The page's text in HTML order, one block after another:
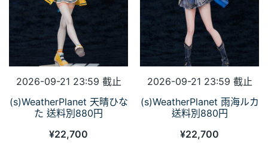
2026-09-21 23:59 截止
(s)WeatherPlanet 天晴ひな
た 送料別880円
¥22,700
2026-09-21 23:59 截止
(s)WeatherPlanet 雨海ルカ
送料別880円
¥22,700